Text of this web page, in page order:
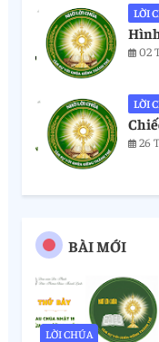
LỜI
02
LỜI
26
BÀI MỚI
LỜI CHÚA